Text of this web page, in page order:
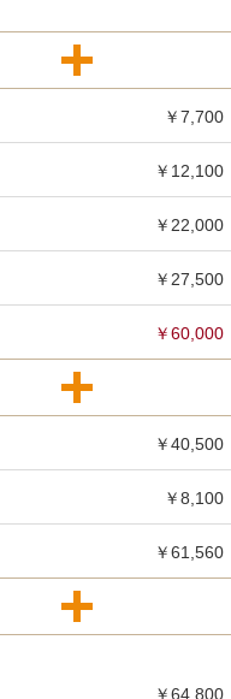
￥7,700
￥12,100
￥22,000
￥27,500
￥60,000
￥40,500
￥8,100
￥61,560
￥64,800